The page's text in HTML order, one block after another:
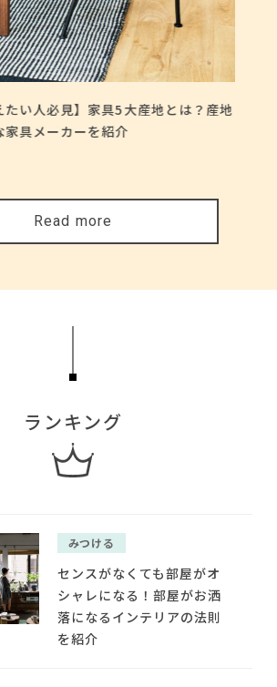
たい人必見】家具5大産地とは？産地
家具メーカーを紹介
Read more
ランキング
みつける
センスがなくても部屋がオ
シャレになる！部屋がお洒
落になるインテリアの法則
を紹介